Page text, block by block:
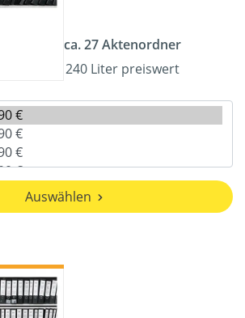
ca. 27 Aktenordner
240 Liter preiswert
Auswählen